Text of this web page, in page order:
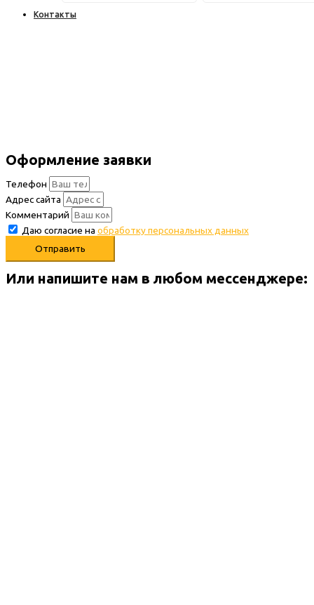
Контакты
Оформление заявки
Телефон
Адрес сайта
Комментарий
Даю согласие на обработку персональных данных
Отправить
Или напишите нам в любом месcенджере: